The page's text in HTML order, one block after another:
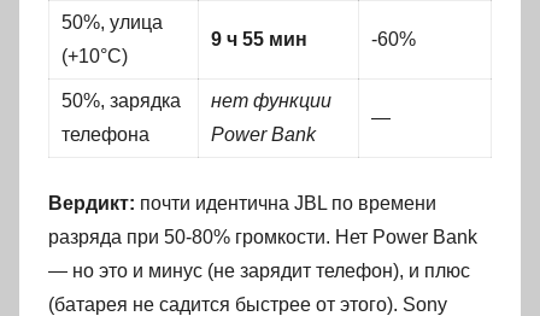
50%, улица
(+10°C)
9 ч 55 мин -60%
50%, зарядка
телефона
нет функции
Power Bank
—
Вердикт: почти идентична JBL по времени
разряда при 50-80% громкости. Нет Power Bank
— но это и минус (не зарядит телефон), и плюс
(батарея не садится быстрее от этого). Sony